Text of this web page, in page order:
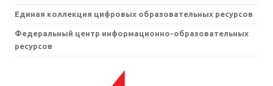
Единая коллекция цифровых образовательных ресурсов
Федеральный центр информационно-образовательных
ресурсов